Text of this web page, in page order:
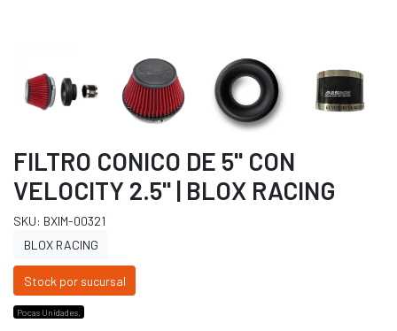
FILTRO CONICO DE 5'' CON
VELOCITY 2.5'' | BLOX RACING
SKU: BXIM-00321
BLOX RACING
Stock por sucursal
Pocas Unidades.